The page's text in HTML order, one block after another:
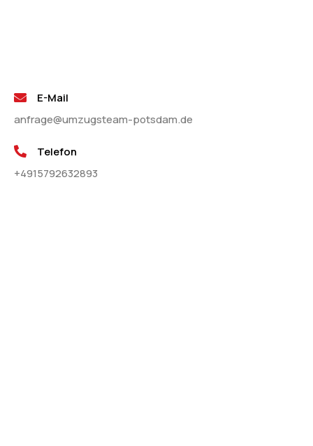
E-Mail
anfrage@umzugsteam-potsdam.de
Telefon
+4915792632893